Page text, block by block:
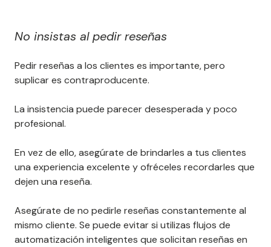
No insistas al pedir reseñas
Pedir reseñas a los clientes es importante, pero
suplicar es contraproducente.
La insistencia puede parecer desesperada y poco
profesional.
En vez de ello, asegúrate de brindarles a tus clientes
una experiencia excelente y ofréceles recordarles que
dejen una reseña.
Asegúrate de no pedirle reseñas constantemente al
mismo cliente. Se puede evitar si utilizas flujos de
automatización inteligentes que solicitan reseñas en